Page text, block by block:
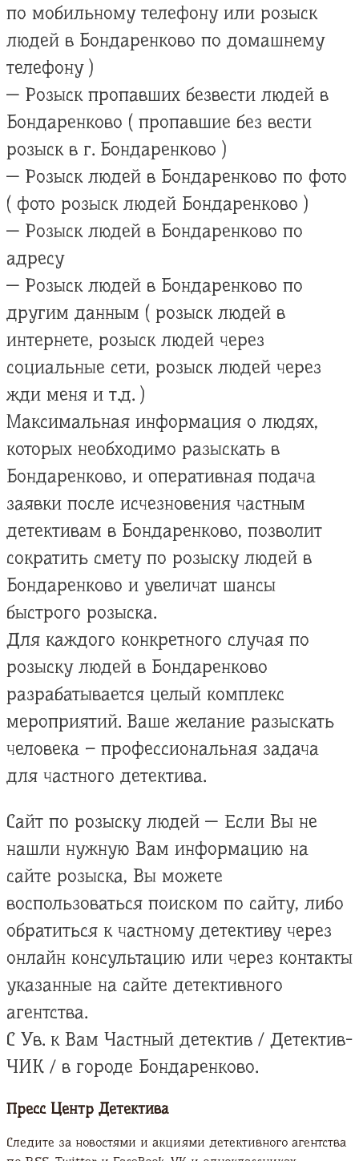
по мобильному телефону или розыск
людей в Бондаренково по домашнему
телефону )
— Розыск пропавших безвести людей в
Бондаренково ( пропавшие без вести
розыск в г. Бондаренково )
— Розыск людей в Бондаренково по фото
( фото розыск людей Бондаренково )
— Розыск людей в Бондаренково по
адресу
— Розыск людей в Бондаренково по
другим данным ( розыск людей в
интернете, розыск людей через
социальные сети, розыск людей через
жди меня и т.д. )
Максимальная информация о людях,
которых необходимо разыскать в
Бондаренково, и оперативная подача
заявки после исчезновения частным
детективам в Бондаренково, позволит
сократить смету по розыску людей в
Бондаренково и увеличат шансы
быстрого розыска.
Для каждого конкретного случая по
розыску людей в Бондаренково
разрабатывается целый комплекс
мероприятий. Ваше желание разыскать
человека – профессиональная задача
для частного детектива.
Сайт по розыску людей — Если Вы не
нашли нужную Вам информацию на
сайте розыска, Вы можете
воспользоваться поиском по сайту, либо
обратиться к частному детективу через
онлайн консультацию или через контакты
указанные на сайте детективного
агентства.
С Ув. к Вам Частный детектив / Детектив-
ЧИК / в городе Бондаренково.
Пресс Центр Детектива
Следите за новостями и акциями детективного агентства